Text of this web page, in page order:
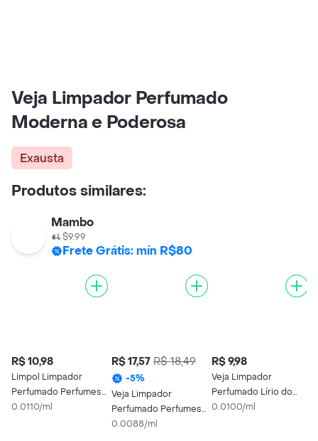
Veja Limpador Perfumado
Moderna e Poderosa
Exausta
Produtos similares:
Mambo
$9.99
Frete Grátis: mín R$80
R$ 10,98
Limpol Limpador
Perfumado Perfumes
Elegance
0.0110/ml
R$ 17,57 R$ 18,49
-5%
Veja Limpador
Perfumado Perfumes
Algodão e Jasmim
0.0088/ml
R$ 9,98
Veja Limpador
Perfumado Lírio do
Nilo 1 L
0.0100/ml